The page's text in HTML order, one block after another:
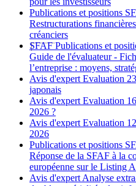
Publications et positions
Restructurations
créanciers
SFAF Publications et
Guide de l'évaluateur -
l’entreprise : moyens,
Avis d'expert Evaluation
japonais
Avis d'expert Evaluation
2026 ?
Avis d'expert Evaluation
2026
Publications et positions
Réponse de la SFAF à la
européenne sur le Listing
Avis d'expert Analyse